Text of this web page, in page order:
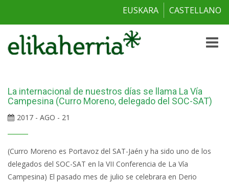
EUSKARA CASTELLANO
Toggle
La internacional de nuestros días se llama La Vía
Campesina (Curro Moreno, delegado del SOC-SAT)
2017 - AGO - 21
(Curro Moreno es Portavoz del SAT-Jaén y ha sido uno de los
delegados del SOC-SAT en la VII Conferencia de La Vía
Campesina) El pasado mes de julio se celebrara en Derio